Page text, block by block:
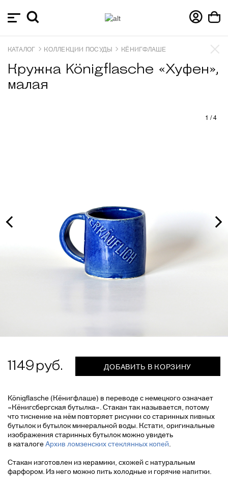
КАТАЛОГ КОЛЛЕКЦИИ ПОСУДЫ КЁНИГФЛАШЕ
Кружка Königflasche «Хуфен»,
малая
1 /4
1149 ДОБАВИТЬ В КОРЗИНУ
Königflasche (Кёнигфлаше) в переводе с немецкого означает
«Кёнигсбергская бутылка». Стакан так называется, потому
что тиснение на нём повторяет рисунки со старинных пивных
бутылок и бутылок минеральной воды. Кстати, оригинальные
изображения старинных бутылок можно увидеть
в каталогеАрхив ломзенских стеклянных копей.
Стакан изготовлен из керамики, схожей с натуральным
фарфором. Из него можно пить холодные и горячие напитки.